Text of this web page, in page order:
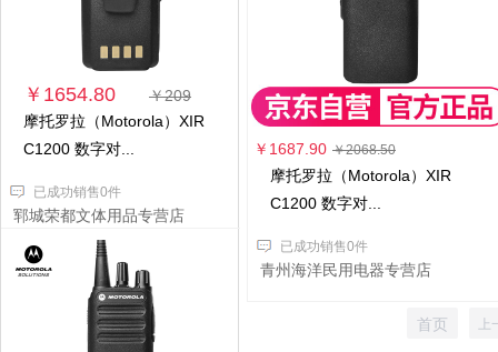
￥1654.80
￥209
摩托罗拉（Motorola）XIR
C1200 数字对...
已成功销售0件
郓城荣都文体用品专营店
￥1687.90 ￥2068.50
摩托罗拉（Motorola）XIR
C1200 数字对...
已成功销售0件
青州海洋民用电器专营店
首页 上